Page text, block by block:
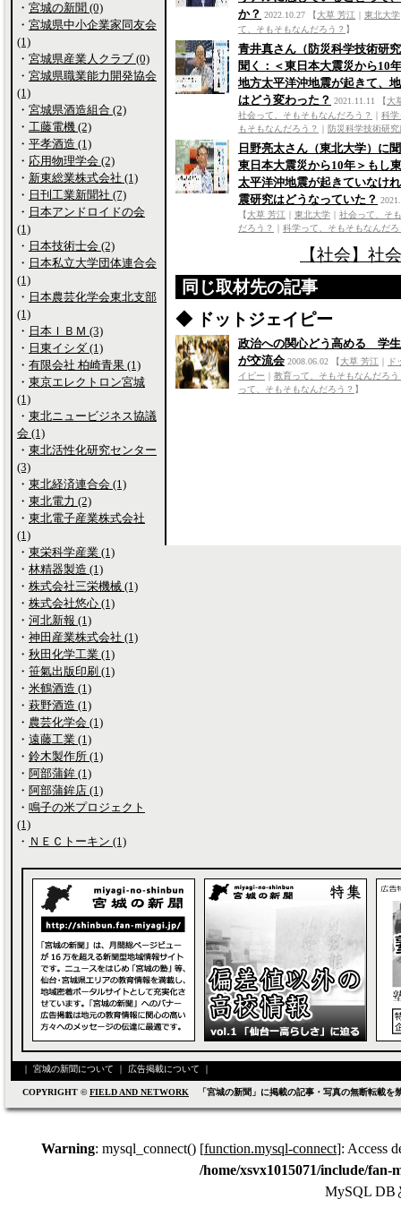
か？ 2022.10.27 【大草 芳江 東北大学
て、そもそもなんだろう？ 】
青井真さん（防災科学技術研
聞く：＜東日本大震災から10
地方太平洋沖地震が起きて、
はどう変わった？ 2021.11.11 【大
社会って、そもそもなんだろう？
科学
もそもなんだろう？
防災科学技術研究
日野亮太さん（東北大学）に
東日本大震災から10年＞もし
太平洋沖地震が起きていなけ
震研究はどうなっていた？
【大草 芳江 東北大学
社会って、そ
だろう？
科学って、そもそもなんだろ
【社会】社
同じ取材先の記事
◆ ドットジェイピー
政治への関心どう高める 学
が交流会 2008.06.02 【大草 芳江
ド
イピー
教育って、そもそもなんだろう
って、そもそもなんだろう？ 】
・ 宮城の新聞 (0)
・ 宮城県中小企業家同友会
(1)
・ 宮城県産業人クラブ (0)
・ 宮城県職業能力開発協会
(1)
・ 宮城県酒造組合 (2)
・ 工藤電機 (2)
・ 平孝酒造 (1)
・ 応用物理学会 (2)
・ 新東総業株式会社 (1)
・ 日刊工業新聞社 (7)
・ 日本アンドロイドの会
(1)
・ 日本技術士会 (2)
・ 日本私立大学団体連合会
(1)
・ 日本農芸化学会東北支部
(1)
・ 日本ＩＢＭ (3)
・ 日東イシダ (1)
・ 有限会社 柏崎青果 (1)
・ 東京エレクトロン宮城
(1)
・ 東北ニュービジネス協議
会 (1)
・ 東北活性化研究センター
(3)
・ 東北経済連合会 (1)
・ 東北電力 (2)
・ 東北電子産業株式会社
(1)
・ 東栄科学産業 (1)
・ 林精器製造 (1)
・ 株式会社三栄機械 (1)
・ 株式会社悠心 (1)
・ 河北新報 (1)
・ 神田産業株式会社 (1)
・ 秋田化学工業 (1)
・ 笹氣出版印刷 (1)
・ 米鶴酒造 (1)
・ 萩野酒造 (1)
・ 農芸化学会 (1)
・ 遠藤工業 (1)
・ 鈴木製作所 (1)
・ 阿部蒲鉾 (1)
・ 阿部蒲鉾店 (1)
・ 鳴子の米プロジェクト
(1)
・ ＮＥＣトーキン (1)
｜ 宮城の新聞について ｜ 広告掲載について ｜
COPYRIGHT ©FIELD AND NETWORK 「宮城の新聞」に掲載の記事・写真の無断転載
Warning: mysql_connect() [function.mysql-connect]: Access
/home/xsvx1015071/include/
MySQL DB